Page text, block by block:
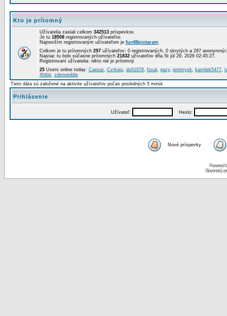
Kto je prítomný
Užívatelia zaslali celkom 342513 príspevkov.
Je tu 18508 registrovaných užívateľov.
Najnovším registrovaným užívateľom je fun88pictaram.
Celkom je tu prítomných 297 užívateľov: 0 registrovaných, 0 skrytých a 297
Najviac tu bolo súčasne prítomných 21832 užívateľov dňa St júl 29, 2026 02:45:27.
Registrovaní užívatelia: nikto nie je prítomný
25 Users online today: Caesar, Cvrkajs, dufi1978, foxal , gazy, jeremysk, kamilek5477,
Xhibit, zdenoeddie
Tieto dáta sú založené na aktivite užívateľov počas posledných 5 minút.
Prihlásenie
Užívateľ: Heslo:
Nové príspevky
Powered
Slovenský